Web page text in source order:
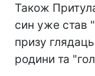
Також
син уже став
призу
родини та